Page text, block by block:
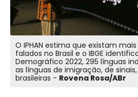
O IPHAN estima que existam
falados no Brasil e o IBGE
Demográfico 2022, 295 línguas
as línguas de imigração, de
brasileiras - Rovena Rosa/ABr